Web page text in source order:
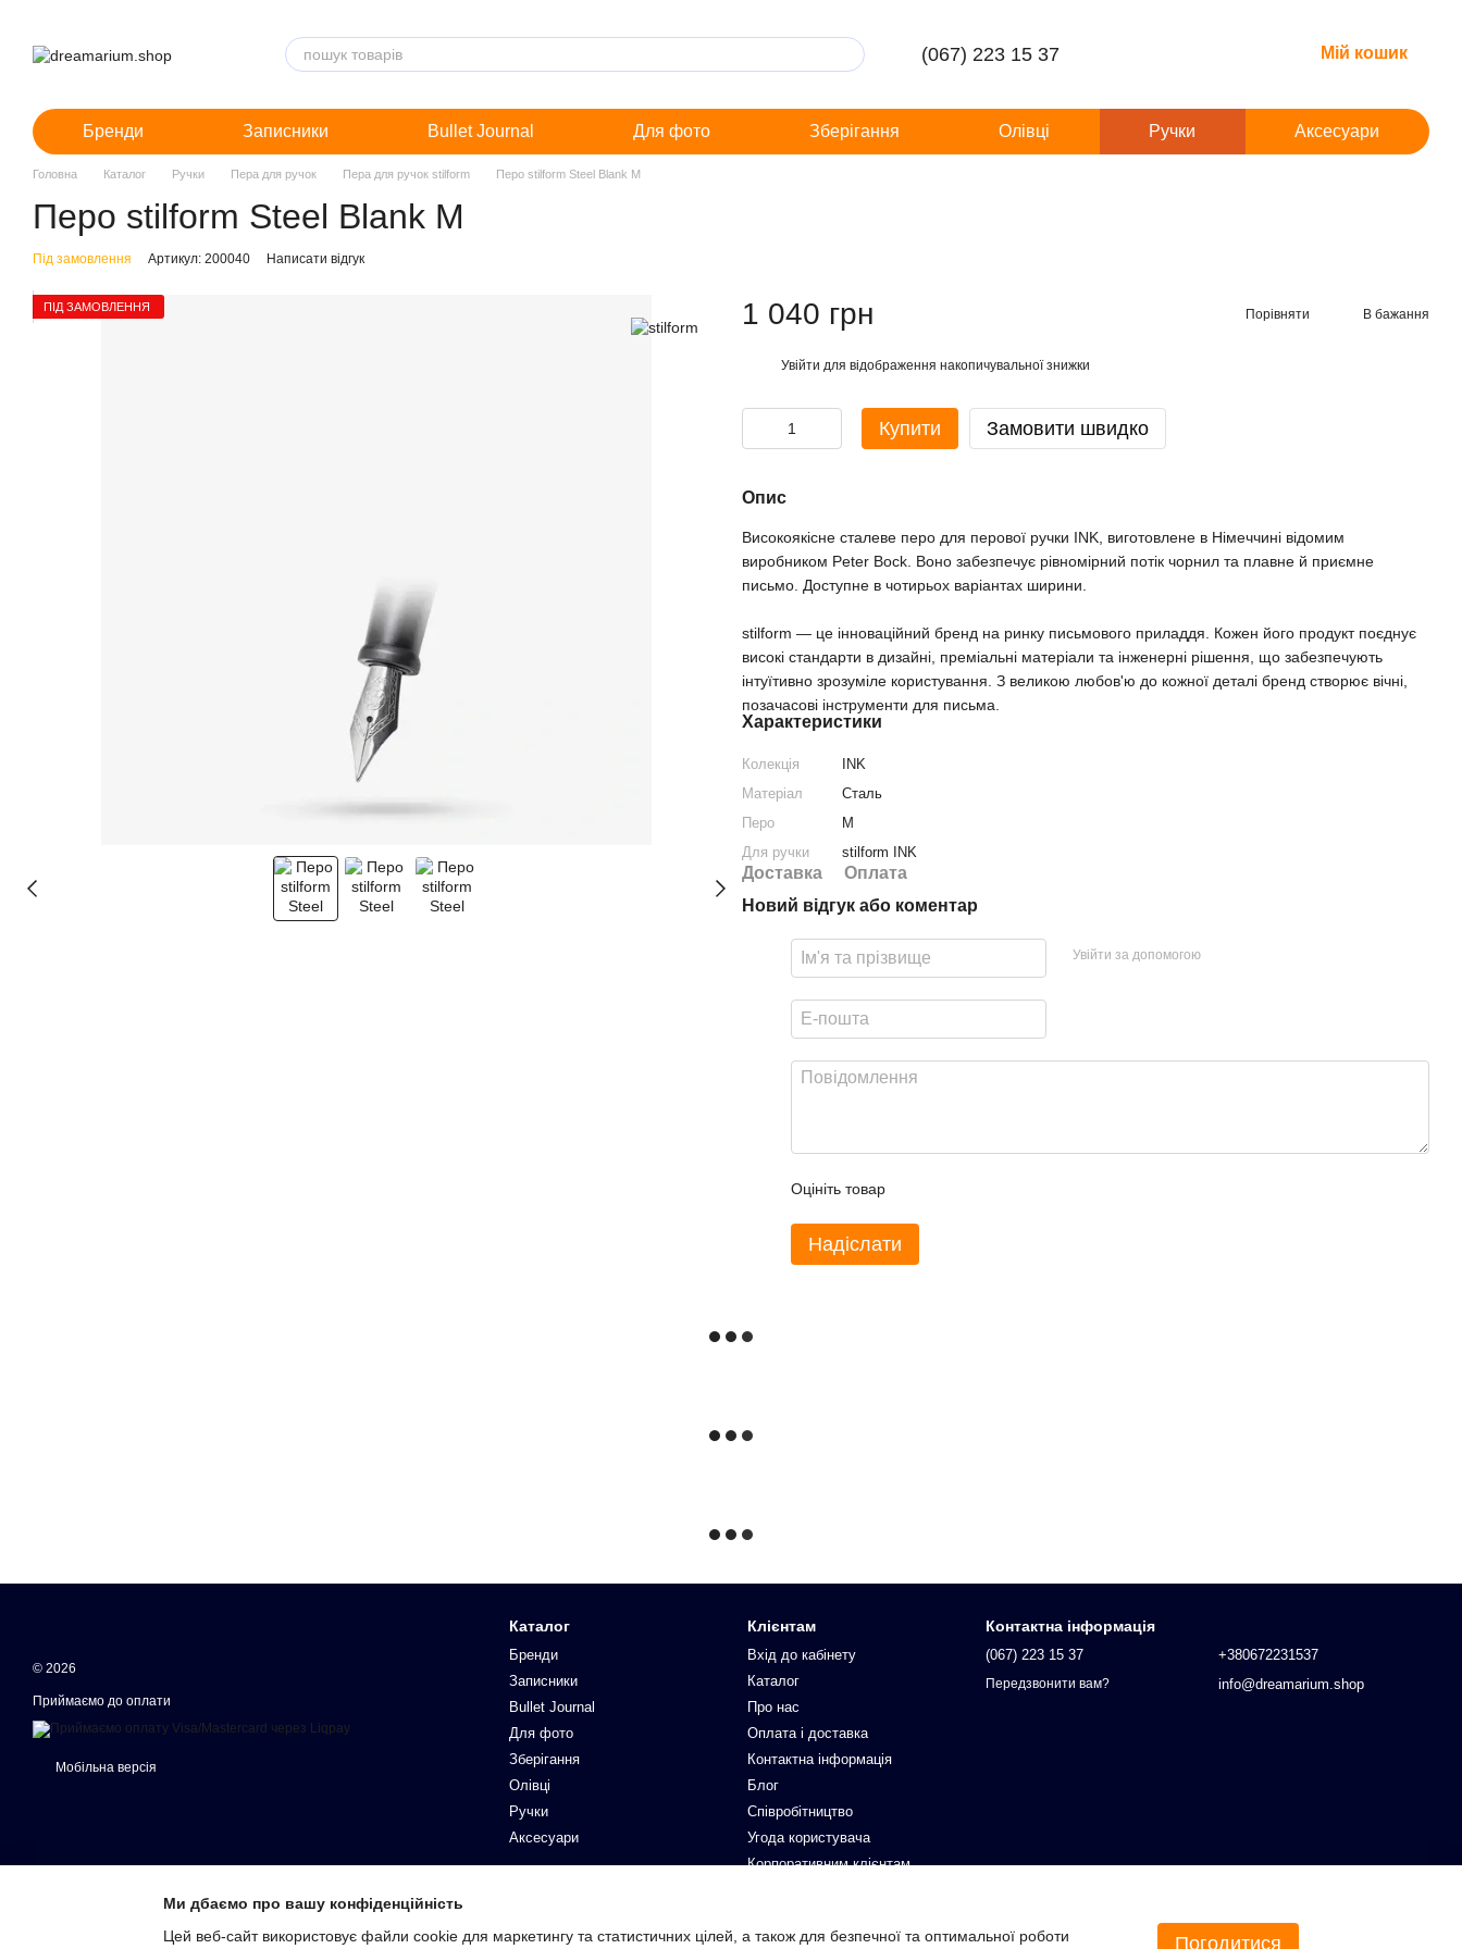
(067) 223 15 37 Мій кошик
Бренди Записники Bullet Journal Для фото Зберігання Олівці Ручки Аксесуари
Головна Каталог Ручки Пера для ручок Пера для ручок stilform Перо stilform Steel Blank M
Перо stilform Steel Blank M
Під замовлення Артикул: 200040 Написати відгук
ПІД ЗАМОВЛЕННЯ 1 040 грн Порівняти В бажання
Увійти для відображення накопичувальної знижки
Купити Замовити швидко
Опис
Високоякісне сталеве перо для перової ручки INK, виготовлене в Німеччині відомим
виробником Peter Bock. Воно забезпечує рівномірний потік чорнил та плавне й приємне
письмо. Доступне в чотирьох варіантах ширини.
stilform — це інноваційний бренд на ринку письмового приладдя. Кожен його продукт поєднує
високі стандарти в дизайні, преміальні матеріали та інженерні рішення, що забезпечують
інтуїтивно зрозуміле користування. З великою любов'ю до кожної деталі бренд створює вічні,
позачасові інструменти для письма.
Характеристики
Колекція
INK
Матеріал
Сталь
Перо
M
Для ручки
stilform INK
Доставка
Оплата
Новий відгук або коментар
Увійти за допомогою
Оцініть товар
Надіслати
© 2026
Приймаємо до оплати
Мобільна версія
Каталог
Бренди
Записники
Bullet Journal
Для фото
Зберігання
Олівці
Ручки
Аксесуари
Клієнтам
Вхід до кабінету
Каталог
Про нас
Оплата і доставка
Контактна інформація
Блог
Співробітництво
Угода користувача
Корпоративним клієнтам
Контактна інформація
(067) 223 15 37
Передзвонити вам?
+380672231537
info@dreamarium.shop
Ми дбаємо про вашу конфіденційність
Цей веб-сайт використовує файли cookie для маркетингу та статистичних цілей, а також для безпечної та оптимальної роботи
Погодитися